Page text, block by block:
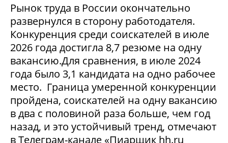
Рынок труда в России окончательно
развернулся в сторону работодателя.
Конкуренция среди соискателей в июле
2026 года достигла 8,7 резюме на одну
вакансию.Для сравнения, в июле 2024
года было 3,1 кандидата на одно рабочее
место. Граница умеренной конкуренции
пройдена, соискателей на одну вакансию
в два с половиной раза больше, чем год
назад, и это устойчивый тренд, отмечают
в Телеграм-канале «Пиарщик hh.ru